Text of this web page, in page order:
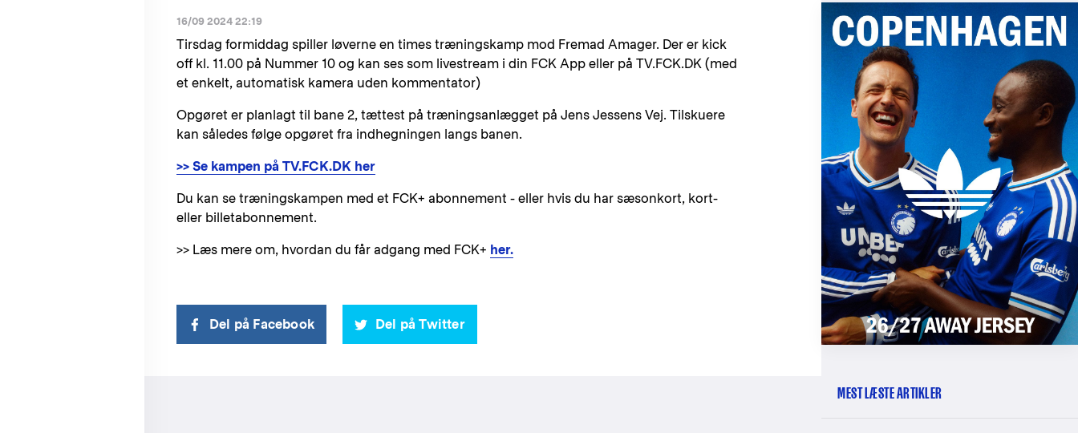
16/09 2024 22:19
Tirsdag formiddag spiller løverne en times træningskamp mod Fremad Amager. Der er kick
off kl. 11.00 på Nummer 10 og kan ses som livestream i din FCK App eller på TV.FCK.DK (med
et enkelt, automatisk kamera uden kommentator)
Opgøret er planlagt til bane 2, tættest på træningsanlægget på Jens Jessens Vej. Tilskuere
kan således følge opgøret fra indhegningen langs banen.
>> Se kampen på TV.FCK.DK her
Du kan se træningskampen med et FCK+ abonnement - eller hvis du har sæsonkort, kort-
eller billetabonnement.
>> Læs mere om, hvordan du får adgang med FCK+ her.
Del på Facebook Del på Twitter
MEST LÆSTE ARTIKLER